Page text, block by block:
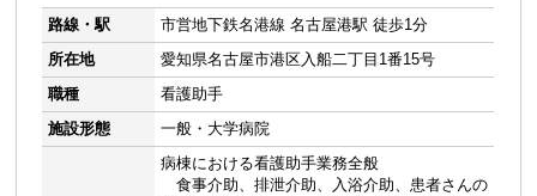
路線・駅
市営地下鉄名港線 名古屋港駅 徒歩1分
所在地
愛知県名古屋市港区入船二丁目1番15号
職種
看護助手
施設形態
一般・大学病院
病棟における看護助手業務全般
食事介助、排泄介助、入浴介助、患者さんの